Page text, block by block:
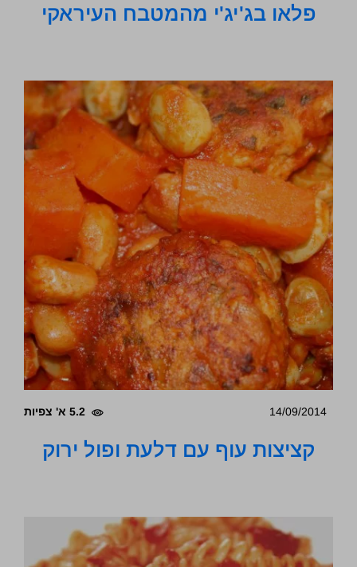
פלאו בג'יג'י מהמטבח העיראקי
14/09/2014 5.2 א' צפיות
קציצות עוף עם דלעת ופול ירוק